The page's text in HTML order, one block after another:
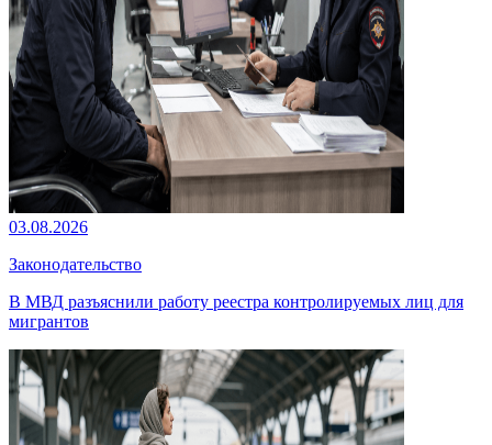
03.08.2026
Законодательство
В МВД разъяснили работу реестра контролируемых лиц для
мигрантов